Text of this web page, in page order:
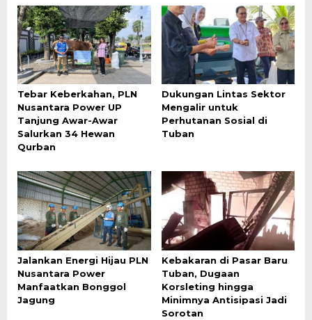
Tebar Keberkahan, PLN
Nusantara Power UP
Tanjung Awar-Awar
Salurkan 34 Hewan
Qurban
Dukungan Lintas Sektor
Mengalir untuk
Perhutanan Sosial di
Tuban
Jalankan Energi Hijau PLN
Nusantara Power
Manfaatkan Bonggol
Jagung
Kebakaran di Pasar Baru
Tuban, Dugaan
Korsleting hingga
Minimnya Antisipasi Jadi
Sorotan